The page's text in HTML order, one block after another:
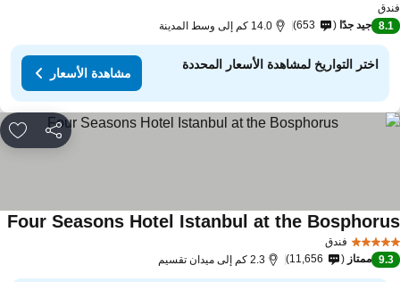
8.1 جيد جدًا 653 14.0 كم إلى وسط المدينة
اختر التواريخ لمشاهدة الأسعار المحددة
مشاهدة الأسعار
مشاركة
فندق
Four Seasons Hotel Istanbul at the
9.3 ممتاز 11,656 2.3 كم إلى ميدان تقسيم